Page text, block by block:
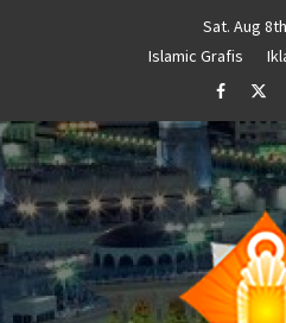
Sat. Aug
Islamic Grafis
Facebook